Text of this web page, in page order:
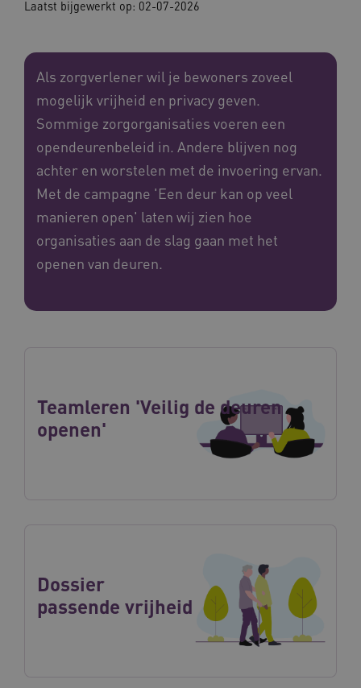
Laatst bijgewerkt op: 02-07-2026
Als zorgverlener wil je bewoners zoveel
mogelijk vrijheid en privacy geven.
Sommige zorgorganisaties voeren een
opendeurenbeleid in. Andere blijven nog
achter en worstelen met de invoering ervan.
Met de campagne 'Een deur kan op veel
manieren open' laten wij zien hoe
organisaties aan de slag gaan met het
openen van deuren.
Teamleren 'Veilig de deuren
openen'
Dossier
passende vrijheid